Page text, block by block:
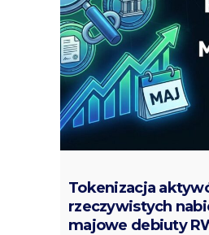
Tokenizacja
rzeczywistych
majowe debiuty